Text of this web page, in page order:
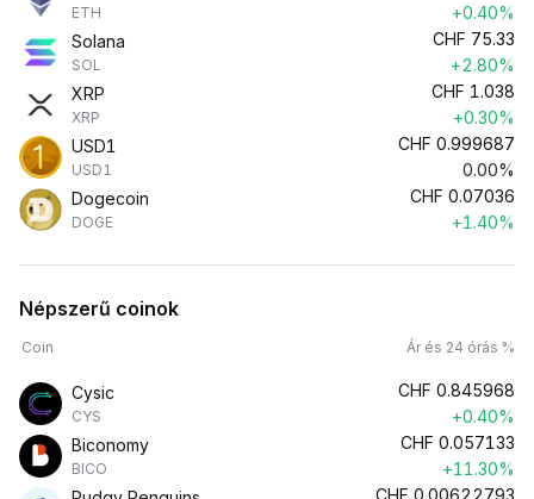
ETH
+0.40%
Solana
SOL
CHF 75.33
+2.80%
XRP
XRP
CHF 1.038
+0.30%
USD1
USD1
CHF 0.999687
0.00%
Dogecoin
DOGE
CHF 0.07036
+1.40%
Népszerű coinok
Coin Ár és 24 órás %
Cysic
CYS
CHF 0.845968
+0.40%
Biconomy
BICO
CHF 0.057133
+11.30%
CHF 0.00622793